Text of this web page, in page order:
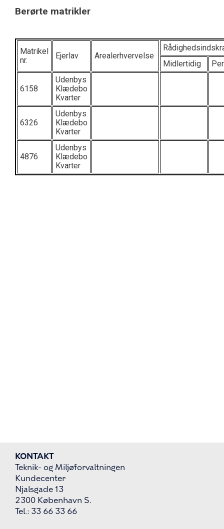
Berørte matrikler
Matrikel
nr.
Ejerlav Arealerhvervelse
Midlertidig
6158
Udenbys
Klædebo
Kvarter
6326
Udenbys
Klædebo
Kvarter
4876
Udenbys
Klædebo
Kvarter
KONTAKT
Teknik- og Miljøforvaltningen
Kundecenter
Njalsgade 13
2300 København S.
Tel.: 33 66 33 66